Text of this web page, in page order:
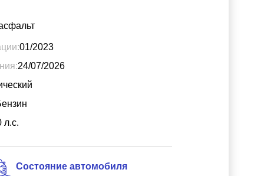
01/2023
24/07/2026
л.с.
Состояние автомобиля